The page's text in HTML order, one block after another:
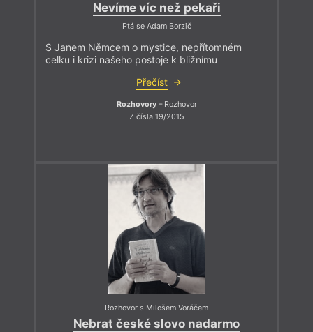
Nevíme víc než pekaři
Ptá se Adam Borzič
S Janem Němcem o mystice, nepřítomném
celku i krizi našeho postoje k bližnímu
Přečíst
Rozhovory– Rozhovor
Z čísla 19/2015
Rozhovor s Milošem Voráčem
Nebrat české slovo nadarmo